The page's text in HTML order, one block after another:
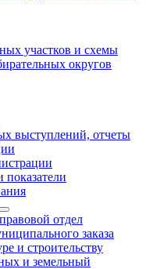
участков и схемы
округов
выступлений, отчеты
показатели
отдел
заказа
и строительству
и земельный